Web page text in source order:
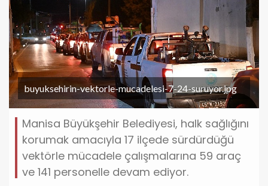
buyuksehirin-vektorle-mucadelesi-7-24-suruyor.jpg
Manisa Büyükşehir Belediyesi, halk sağlığını
korumak amacıyla 17 ilçede sürdürdüğü
vektörle mücadele çalışmalarına 59 araç
ve 141 personelle devam ediyor.